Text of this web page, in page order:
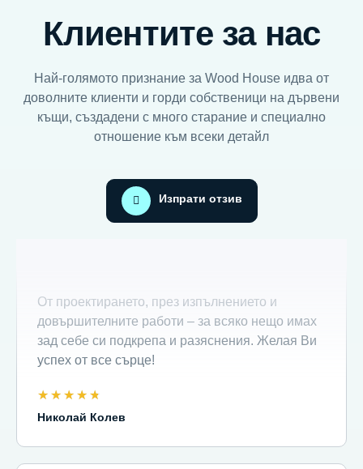
От проектирането, през изпълнението и
довършителните работи – за всяко нещо имах
зад себе си подкрепа и разяснения. Желая Ви
успех от все сърце!
★ ★ ★ ★ ★
Николай Колев
Клиентите за нас
Най-голямото признание за Wood House идва от
доволните клиенти и горди собственици на дървени
къщи, създадени с много старание и специално
отношение към всеки детайл
Изпрати отзив